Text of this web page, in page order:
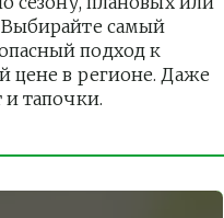
Выбирайте самый
подход к
цене в регионе. Даже
и тапочки.